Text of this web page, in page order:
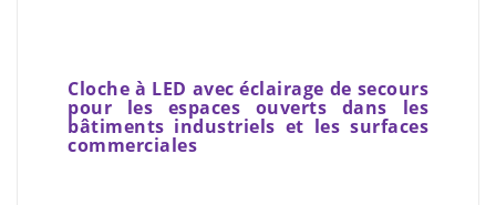
Cloche à LED avec éclairage de secours
pour les espaces ouverts dans les
bâtiments industriels et les surfaces
commerciales